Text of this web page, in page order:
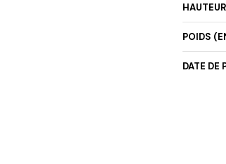
POIDS
DATE DE